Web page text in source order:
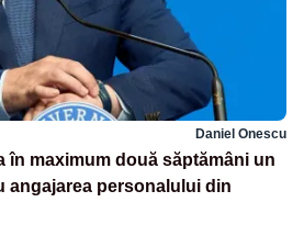
Daniel Onescu
în maximum două săptămâni un
angajarea personalului din